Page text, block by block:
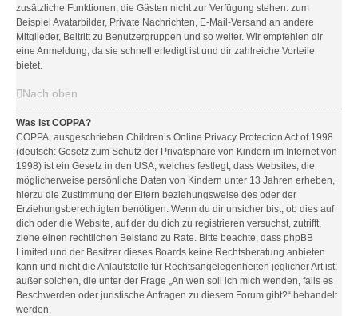
zusätzliche Funktionen, die Gästen nicht zur Verfügung stehen: zum
Beispiel Avatarbilder, Private Nachrichten, E-Mail-Versand an andere
Mitglieder, Beitritt zu Benutzergruppen und so weiter. Wir empfehlen dir
eine Anmeldung, da sie schnell erledigt ist und dir zahlreiche Vorteile
bietet.
Nach oben
Was ist COPPA?
COPPA, ausgeschrieben Children’s Online Privacy Protection Act of 1998
(deutsch: Gesetz zum Schutz der Privatsphäre von Kindern im Internet von
1998) ist ein Gesetz in den USA, welches festlegt, dass Websites, die
möglicherweise persönliche Daten von Kindern unter 13 Jahren erheben,
hierzu die Zustimmung der Eltern beziehungsweise des oder der
Erziehungsberechtigten benötigen. Wenn du dir unsicher bist, ob dies auf
dich oder die Website, auf der du dich zu registrieren versuchst, zutrifft,
ziehe einen rechtlichen Beistand zu Rate. Bitte beachte, dass phpBB
Limited und der Besitzer dieses Boards keine Rechtsberatung anbieten
kann und nicht die Anlaufstelle für Rechtsangelegenheiten jeglicher Art ist;
außer solchen, die unter der Frage „An wen soll ich mich wenden, falls es
Beschwerden oder juristische Anfragen zu diesem Forum gibt?“ behandelt
werden.